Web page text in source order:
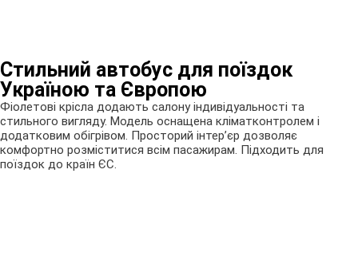
Стильний автобус для поїздок
Україною та Європою
Фіолетові крісла додають салону індивідуальності та
стильного вигляду. Модель оснащена кліматконтролем і
додатковим обігрівом. Просторий інтер’єр дозволяє
комфортно розміститися всім пасажирам. Підходить для
поїздок до країн ЄС.